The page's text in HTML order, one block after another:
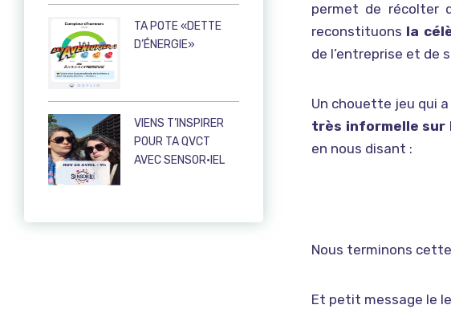
TA POTE «DETTE
D’ÉNERGIE»
VIENS T’INSPIRER
POUR TA QVCT
AVEC SENSOR·IEL
permet de récolter
reconstituons la
de l’entreprise et de
Un chouette jeu qui
très informelle sur
en nous disant :
Nous terminons
Et petit message le